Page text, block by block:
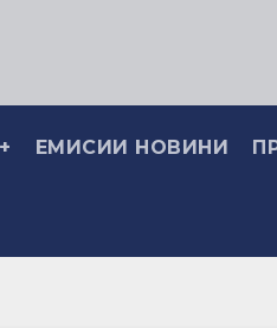
ЕМИСИИ НОВИНИ